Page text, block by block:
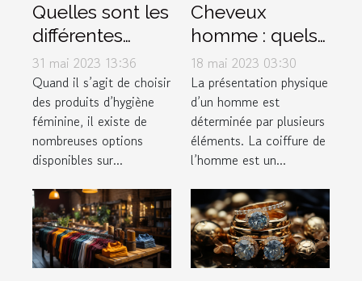
Quelles sont les
différentes
options de
serviettes
hygiéniques
disponibles sur
le marché pour
31 mai 2023 13:36
Quand il s’agit de choisir
des produits d’hygiène
féminine, il existe de
nombreuses options
disponibles sur...
Cheveux
homme : quels
sont les
différents types
de dégradé ?
18 mai 2023 03:30
La présentation physique
d’un homme est
déterminée par plusieurs
éléments. La coiffure de
l’homme est un...